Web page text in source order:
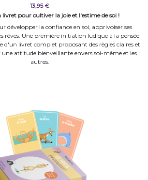
13,95 €
livret pour cultiver la joie et l'estime de soi !
développer la confiance en soi, apprivoiser ses
rêves. Une première initiation ludique à la pensée
d'un livret complet proposant des règles claires et
une attitude bienveillante envers soi-même et les
autres.